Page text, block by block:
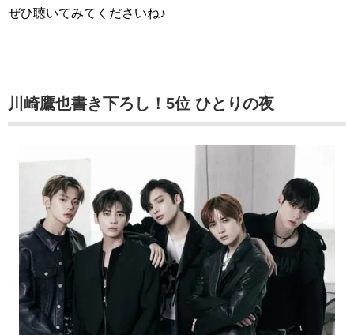
ぜひ聴いてみてくださいね♪
川崎鷹也書き下ろし！5位 ひとりの夜